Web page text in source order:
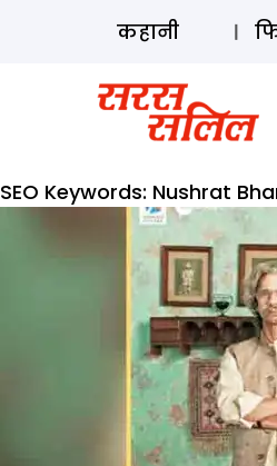
कहानी
SEO Keywords: Nushrat